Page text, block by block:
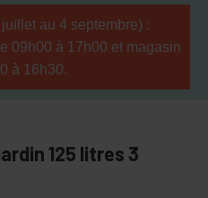
au 4 septembre) :
09h00 à 17h00 et magasin
à 16h30.
125 litres 3